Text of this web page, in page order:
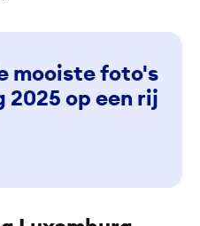
mooiste foto's
2025 op een rij